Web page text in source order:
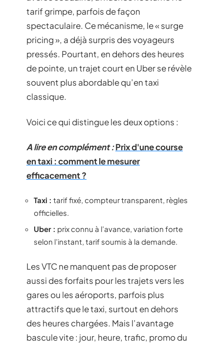
tarif grimpe, parfois de façon
spectaculaire. Ce mécanisme, le « surge
pricing », a déjà surpris des voyageurs
pressés. Pourtant, en dehors des heures
de pointe, un trajet court en Uber se révèle
souvent plus abordable qu’en taxi
classique.
Voici ce qui distingue les deux options :
A lire en complément :Prix d'une course
en taxi : comment le mesurer
efficacement ?
Taxi : tarif fixé, compteur transparent, règles
officielles.
Uber : prix connu à l’avance, variation forte
selon l’instant, tarif soumis à la demande.
Les VTC ne manquent pas de proposer
aussi des forfaits pour les trajets vers les
gares ou les aéroports, parfois plus
attractifs que le taxi, surtout en dehors
des heures chargées. Mais l’avantage
bascule vite : jour, heure, trafic, promo du